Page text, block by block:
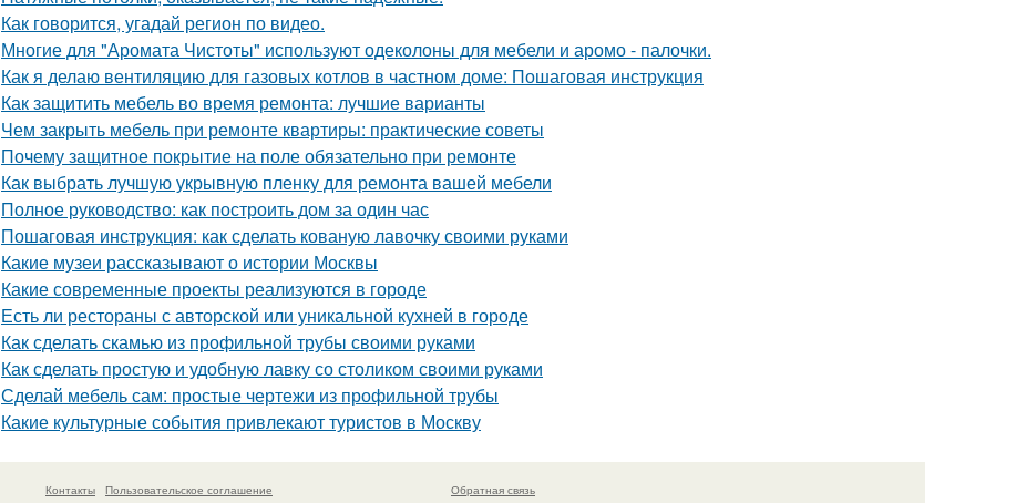
Как говорится, угадай регион по видео.
Многие для "Аромата Чистоты" используют одеколоны для мебели и аромо - палочки.
Как я делаю вентиляцию для газовых котлов в частном доме: Пошаговая инструкция
Как защитить мебель во время ремонта: лучшие варианты
Чем закрыть мебель при ремонте квартиры: практические советы
Почему защитное покрытие на поле обязательно при ремонте
Как выбрать лучшую укрывную пленку для ремонта вашей мебели
Полное руководство: как построить дом за один час
Пошаговая инструкция: как сделать кованую лавочку своими руками
Какие музеи рассказывают о истории Москвы
Какие современные проекты реализуются в городе
Есть ли рестораны с авторской или уникальной кухней в городе
Как сделать скамью из профильной трубы своими руками
Как сделать простую и удобную лавку со столиком своими руками
Сделай мебель сам: простые чертежи из профильной трубы
Какие культурные события привлекают туристов в Москву
Контакты Пользовательское соглашение Обратная связь